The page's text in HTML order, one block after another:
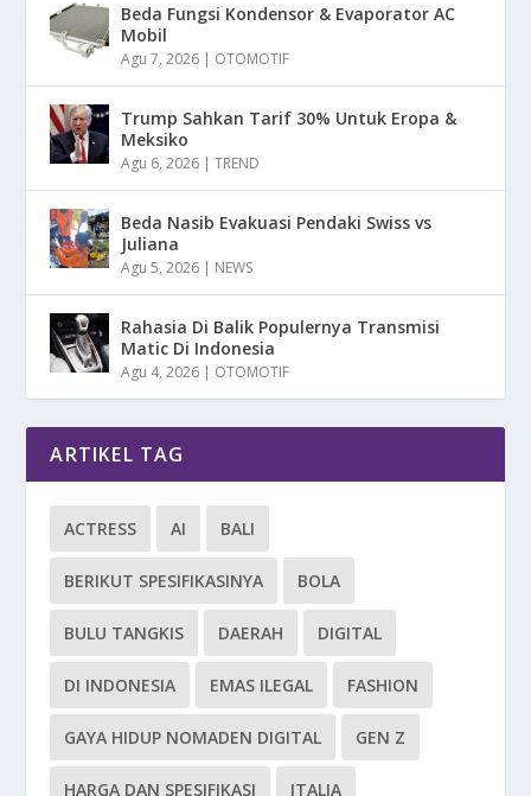
Beda Fungsi Kondensor & Evaporator AC
Mobil
Agu 7, 2026 | OTOMOTIF
Trump Sahkan Tarif 30% Untuk Eropa &
Meksiko
Agu 6, 2026 |TREND
Beda Nasib Evakuasi Pendaki Swiss vs
Juliana
Agu 5, 2026 | NEWS
Rahasia Di Balik Populernya Transmisi
Matic Di Indonesia
Agu 4, 2026 | OTOMOTIF
ARTIKEL TAG
ACTRESS AI BALI
BERIKUT SPESIFIKASINYA BOLA
BULU TANGKIS DAERAH DIGITAL
DI INDONESIA EMAS ILEGAL FASHION
GAYA HIDUP NOMADEN DIGITAL GEN Z
HARGA DAN SPESIFIKASI ITALIA